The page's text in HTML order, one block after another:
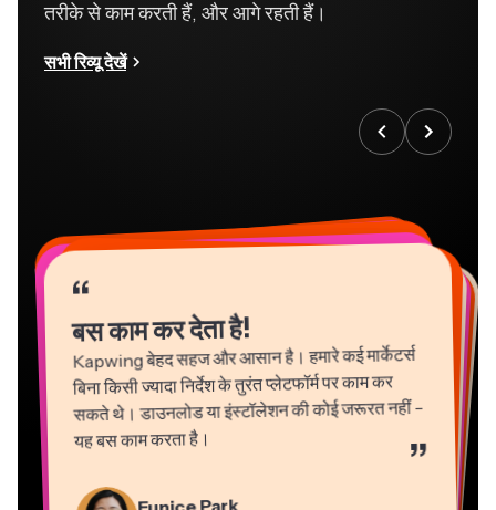
तरीके से काम करती हैं, और आगे रहती हैं।
सभी रिव्यू देखें
“
बस काम कर देता है!
Kapwing बेहद सहज और आसान है। हमारे कई मार्केटर्स
बिना किसी ज्यादा निर्देश के तुरंत प्लेटफॉर्म पर काम कर
सकते थे। डाउनलोड या इंस्टॉलेशन की कोई जरूरत नहीं -
यह बस काम करता है। ”
“
“
Panos Papagapiou
“
Gracie Peng
“
“
“